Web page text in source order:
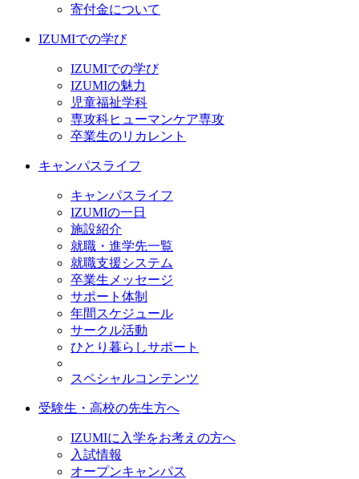
寄付金について
IZUMIでの学び
IZUMIでの学び
IZUMIの魅力
児童福祉学科
専攻科ヒューマンケア専攻
卒業生のリカレント
キャンパスライフ
キャンパスライフ
IZUMIの一日
施設紹介
就職・進学先一覧
就職支援システム
卒業生メッセージ
サポート体制
年間スケジュール
サークル活動
ひとり暮らしサポート
スペシャルコンテンツ
受験生・高校の先生方へ
IZUMIに入学をお考えの方へ
入試情報
オープンキャンパス